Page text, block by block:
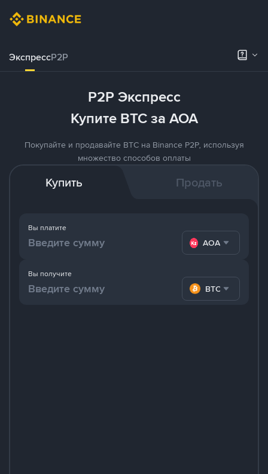
ЭкспрессP2P
P2P Экспресс
Купите BTC за AOA
Покупайте и продавайте BTC на Binance P2P, используя
множество способов оплаты
Купить Продать
Вы платите
AOA
Вы получите
BTC